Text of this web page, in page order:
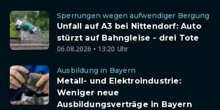
Sperrungen wegen aufwendiger Bergung
Unfall auf A3 bei Nittendorf: Auto
stürzt auf Bahngleise - drei Tote
06.08.2026 • 13:20 Uhr
Ausbildung in Bayern
Metall- und Elektroindustrie:
Weniger neue
Ausbildungsverträge in Bayern